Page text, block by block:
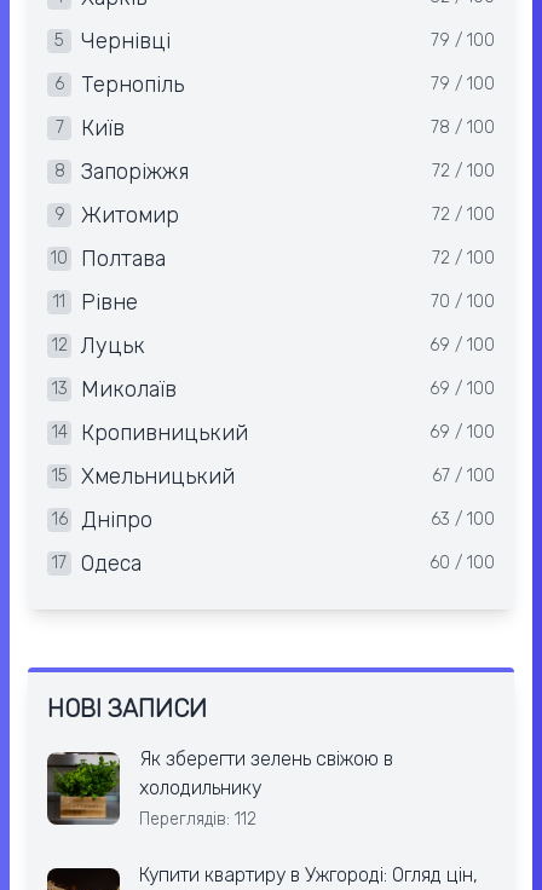
5 Чернівці 79 / 100
6 Тернопіль 79 / 100
7 Київ 78 / 100
8 Запоріжжя 72 / 100
9 Житомир 72 / 100
10 Полтава 72 / 100
11 Рівне 70 / 100
12 Луцьк 69 / 100
13 Миколаїв 69 / 100
14 Кропивницький 69 / 100
15 Хмельницький 67 / 100
16 Дніпро 63 / 100
17 Одеса 60 / 100
НОВІ ЗАПИСИ
Як зберегти зелень свіжою в
холодильнику
Переглядів: 112
Купити квартиру в Ужгороді: Огляд цін,